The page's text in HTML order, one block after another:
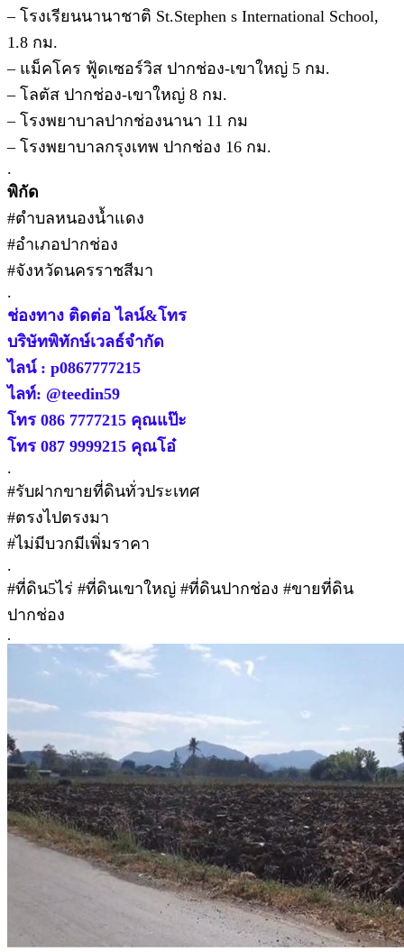
– โรงเรียนนานาชาติ St.Stephen s International School,
1.8 กม.
– แม็คโคร ฟู้ดเซอร์วิส ปากช่อง-เขาใหญ่ 5 กม.
– โลตัส ปากช่อง-เขาใหญ่ 8 กม.
– โรงพยาบาลปากช่องนานา 11 กม
– โรงพยาบาลกรุงเทพ ปากช่อง 16 กม.
.
พิกัด
#ตำบลหนองน้ำแดง
#อำเภอปากช่อง
#จังหวัดนครราชสีมา
.
ช่องทาง ติดต่อ ไลน์&โทร
บริษัทพิทักษ์เวลธ์จำกัด
ไลน์ : p0867777215
ไลท์: @teedin59
โทร 086 7777215 คุณแป๊ะ
โทร 087 9999215 คุณโอ๋
.
#รับฝากขายที่ดินทั่วประเทศ
#ตรงไปตรงมา
#ไม่มีบวกมีเพิ่มราคา
.
#ที่ดิน5ไร่ #ที่ดินเขาใหญ่ #ที่ดินปากช่อง #ขายที่ดิน
ปากช่อง
.